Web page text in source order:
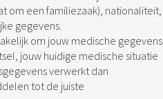
om een familiezaak), nationaliteit,
gegevens.
om jouw medische gegevens
jouw huidige medische situatie
verwerkt dan
tot de juiste